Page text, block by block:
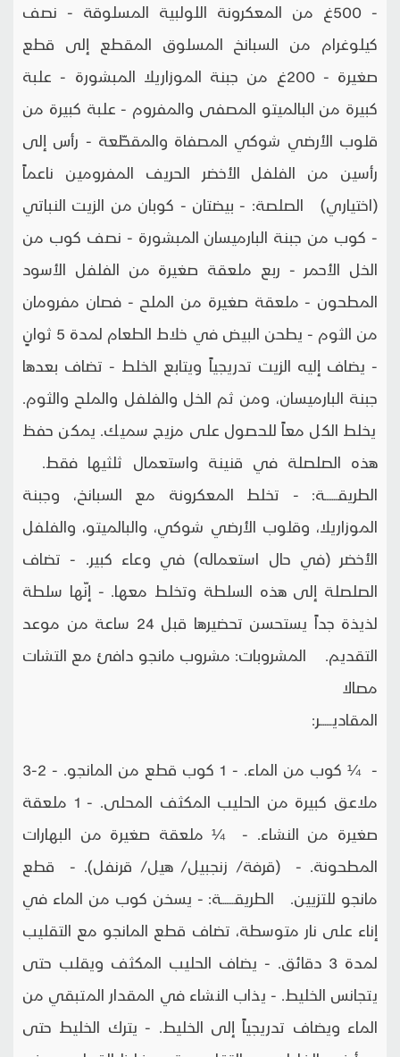
- 500غ من المعكرونة اللولبية المسلوقة - نصف
كيلوغرام من السبانخ المسلوق المقطع إلى قطع
صغيرة - 200غ من جبنة الموزاريلا المبشورة - علبة
كبيرة من البالميتو المصفى والمفروم - علبة كبيرة من
قلوب الأرضي شوكي المصفاة والمقطّعة - رأس إلى
رأسين من الفلفل الأخضر الحريف المفرومين ناعماً
(اختياري) الصلصة: - بيضتان - كوبان من الزيت النباتي
- كوب من جبنة البارميسان المبشورة - نصف كوب من
الخل الأحمر - ربع ملعقة صغيرة من الفلفل الأسود
المطحون - ملعقة صغيرة من الملح - فصان مفرومان
من الثوم - يطحن البيض في خلاط الطعام لمدة 5 ثوانٍ
- يضاف إليه الزيت تدريجياً ويتابع الخلط - تضاف بعدها
جبنة البارميسان، ومن ثم الخل والفلفل والملح والثوم.
يخلط الكل معاً للحصول على مزيج سميك. يمكن حفظ
هذه الصلصلة في قنينة واستعمال ثلثيها فقط.
الطريقـــــــة: - تخلط المعكرونة مع السبانخ، وجبنة
الموزاريلا، وقلوب الأرضي شوكي، والبالميتو، والفلفل
الأخضر (في حال استعماله) في وعاء كبير. - تضاف
الصلصلة إلى هذه السلطة وتخلط معها. - إنّها سلطة
لذيذة جداً يستحسن تحضيرها قبل 24 ساعة من موعد
التقديم. المشروبات: مشروب مانجو دافئ مع التشات
مصالا
المقاديـــــــر:
- ¼ كوب من الماء. - 1 كوب قطع من المانجو. - 2-3
ملاعق كبيرة من الحليب المكثف المحلى. - 1 ملعقة
صغيرة من النشاء. - ¼ ملعقة صغيرة من البهارات
المطحونة. - (قرفة/ زنجبيل/ هيل/ قرنفل). - قطع
مانجو للتزيين. الطريقـــــــة: - يسخن كوب من الماء في
إناء على نار متوسطة، تضاف قطع المانجو مع التقليب
لمدة 3 دقائق. - يضاف الحليب المكثف ويقلب حتى
يتجانس الخليط. - يذاب النشاء في المقدار المتبقي من
الماء ويضاف تدريجياً إلى الخليط. - يترك الخليط حتى